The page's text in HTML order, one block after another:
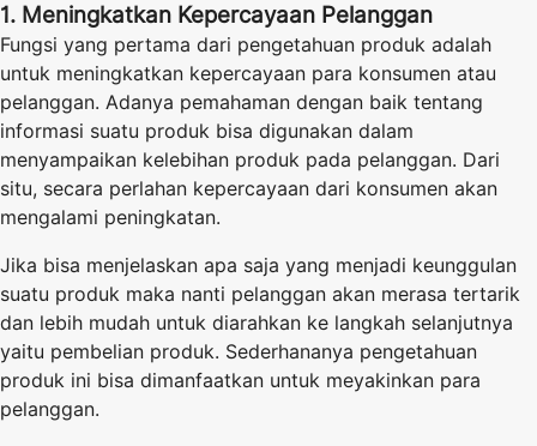
1. Meningkatkan Kepercayaan Pelanggan
Fungsi yang pertama dari pengetahuan produk adalah
untuk meningkatkan kepercayaan para konsumen atau
pelanggan. Adanya pemahaman dengan baik tentang
informasi suatu produk bisa digunakan dalam
menyampaikan kelebihan produk pada pelanggan. Dari
situ, secara perlahan kepercayaan dari konsumen akan
mengalami peningkatan.
Jika bisa menjelaskan apa saja yang menjadi keunggulan
suatu produk maka nanti pelanggan akan merasa tertarik
dan lebih mudah untuk diarahkan ke langkah selanjutnya
yaitu pembelian produk. Sederhananya pengetahuan
produk ini bisa dimanfaatkan untuk meyakinkan para
pelanggan.